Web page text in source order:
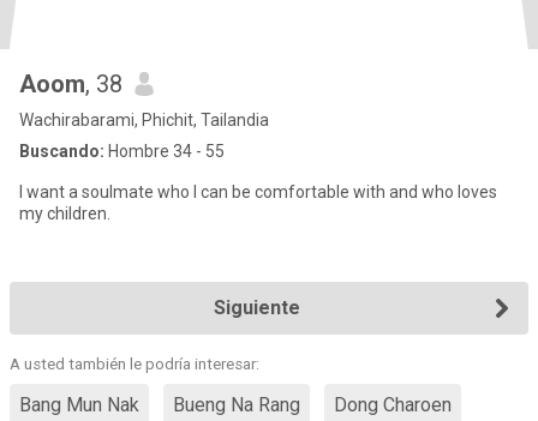
Aoom, 38
Wachirabarami, Phichit, Tailandia
Buscando: Hombre 34 - 55
I want a soulmate who I can be comfortable with and who loves
my children.
Siguiente
A usted también le podría interesar:
Bang Mun Nak Bueng Na Rang Dong Charoen